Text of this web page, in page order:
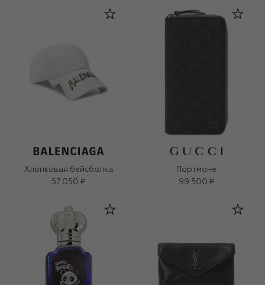
Хлопковая бейсболка
57 050 ₽
Портмоне
99 500 ₽